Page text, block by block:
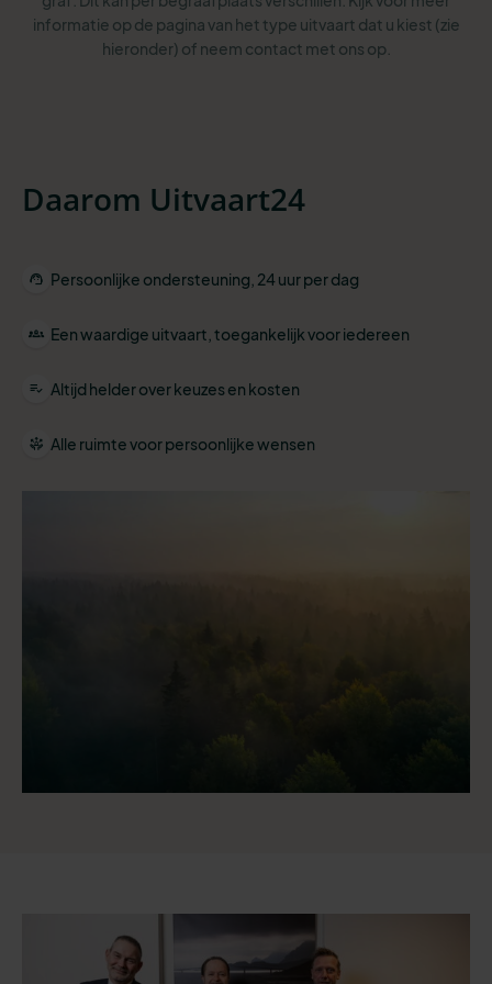
informatie op de pagina van het type uitvaart dat u kiest (zie
hieronder) of neem contact met ons op.
Daarom Uitvaart24
Persoonlijke ondersteuning, 24 uur per dag
Een waardige uitvaart, toegankelijk voor iedereen
Altijd helder over keuzes en kosten
Alle ruimte voor persoonlijke wensen